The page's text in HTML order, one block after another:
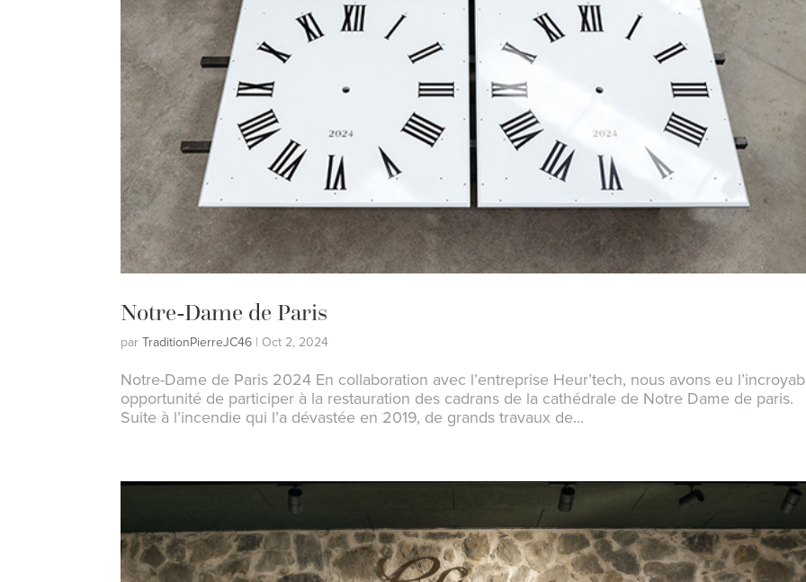
Notre-Dame de Paris
parTraditionPierreJC46 | Oct 2, 2024
Notre-Dame de Paris 2024 En collaboration avec l’entreprise Heur’tech, nous avons eu
opportunité de participer à la restauration des cadrans de la cathédrale de Notre Dame de paris.
Suite à l’incendie qui l’a dévastée en 2019, de grands travaux de...